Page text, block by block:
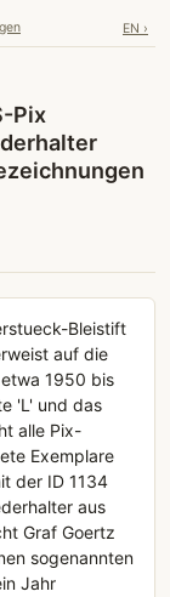
EN ›
Pix
Bleistift
auf die
1950 bis
'L' und das
alle Pix-
Exemplare
der ID 1134
aus
Graf Goertz
sogenannten
Jahr